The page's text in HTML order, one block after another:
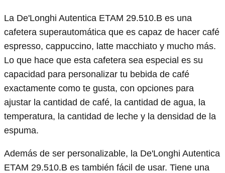
La De'Longhi Autentica ETAM 29.510.B es una
cafetera superautomática que es capaz de hacer café
espresso, cappuccino, latte macchiato y mucho más.
Lo que hace que esta cafetera sea especial es su
capacidad para personalizar tu bebida de café
exactamente como te gusta, con opciones para
ajustar la cantidad de café, la cantidad de agua, la
temperatura, la cantidad de leche y la densidad de la
espuma.
Además de ser personalizable, la De'Longhi Autentica
ETAM 29.510.B es también fácil de usar. Tiene una